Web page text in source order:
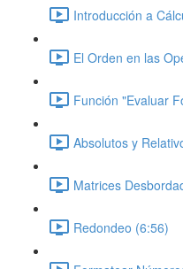
Introducción a
El Orden en las
Función "Evaluar
Absolutos y
Matrices
Redondeo (6:56)